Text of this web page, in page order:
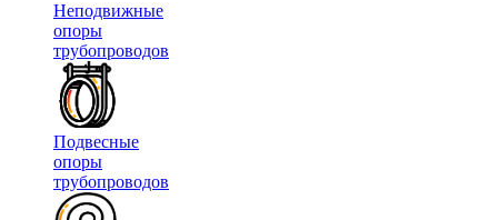
Неподвижные
опоры
трубопроводов
Подвесные
опоры
трубопроводов